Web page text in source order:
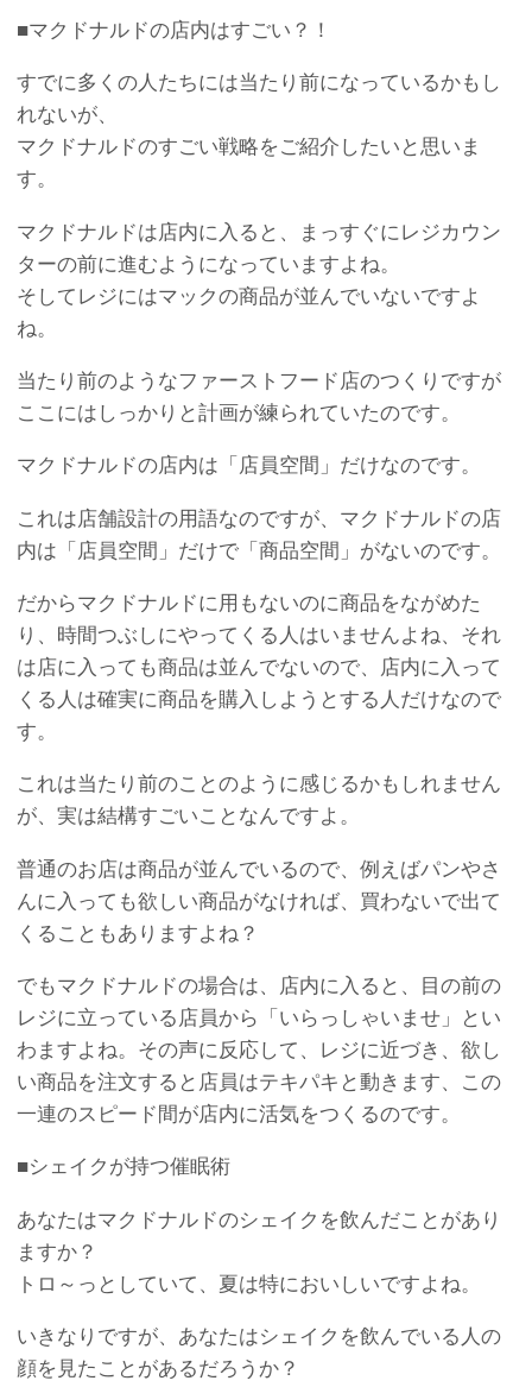
■マクドナルドの店内はすごい？！
すでに多くの人たちには当たり前になっているかもし
れないが、
マクドナルドのすごい戦略をご紹介したいと思いま
す。
マクドナルドは店内に入ると、まっすぐにレジカウン
ターの前に進むようになっていますよね。
そしてレジにはマックの商品が並んでいないですよ
ね。
当たり前のようなファーストフード店のつくりですが
ここにはしっかりと計画が練られていたのです。
マクドナルドの店内は「店員空間」だけなのです。
これは店舗設計の用語なのですが、マクドナルドの店
内は「店員空間」だけで「商品空間」がないのです。
だからマクドナルドに用もないのに商品をながめた
り、時間つぶしにやってくる人はいませんよね、それ
は店に入っても商品は並んでないので、店内に入って
くる人は確実に商品を購入しようとする人だけなので
す。
これは当たり前のことのように感じるかもしれません
が、実は結構すごいことなんですよ。
普通のお店は商品が並んでいるので、例えばパンやさ
んに入っても欲しい商品がなければ、買わないで出て
くることもありますよね？
でもマクドナルドの場合は、店内に入ると、目の前の
レジに立っている店員から「いらっしゃいませ」とい
わますよね。その声に反応して、レジに近づき、欲し
い商品を注文すると店員はテキパキと動きます、この
一連のスピード間が店内に活気をつくるのです。
■シェイクが持つ催眠術
あなたはマクドナルドのシェイクを飲んだことがあり
ますか？
トロ～っとしていて、夏は特においしいですよね。
いきなりですが、あなたはシェイクを飲んでいる人の
顔を見たことがあるだろうか？